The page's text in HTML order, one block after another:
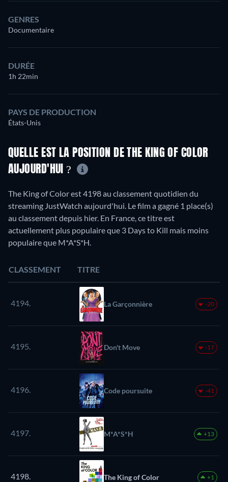
GENRES
Documentaire
DURÉE
1h 22min
PAYS DE PRODUCTION
États-Unis
QUELLE EST LA POSITION DE THE KING OF COLOR
AUJOURD'HUI ?
The King of Color est 4198 au classement quotidien du
streaming JustWatch aujourd'hui. Le film a gagné 1 place(s)
au classement depuis hier. En France, ce titre est
actuellement plus populaire que 3 Days to Kill mais moins
populaire que M*A*S*H.
CLASSEMENT TITRE
4194. La Garçonnière -20
4195. Don't Move -17
4196. Code poursuite -41
4197. M*A*S*H +13
4198. The King of Color +1